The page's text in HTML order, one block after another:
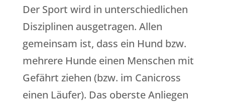
Der Sport wird in unterschiedlichen
Disziplinen ausgetragen. Allen
gemeinsam ist, dass ein Hund bzw.
mehrere Hunde einen Menschen mit
Gefährt ziehen (bzw. im Canicross
einen Läufer). Das oberste Anliegen